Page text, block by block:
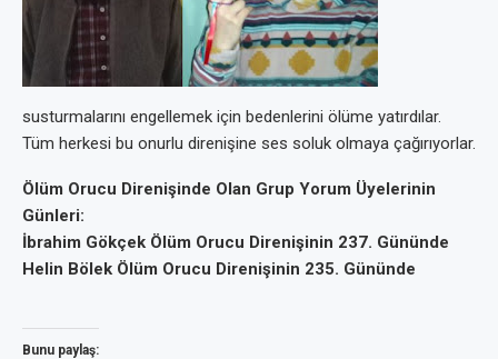
susturmalarını engellemek için bedenlerini ölüme yatırdılar.
Tüm herkesi bu onurlu direnişine ses soluk olmaya çağırıyorlar.
Ölüm Orucu Direnişinde Olan Grup Yorum Üyelerinin
Günleri:
İbrahim Gökçek Ölüm Orucu Direnişinin 237. Gününde
Helin Bölek Ölüm Orucu Direnişinin 235. Gününde
Bunu paylaş: